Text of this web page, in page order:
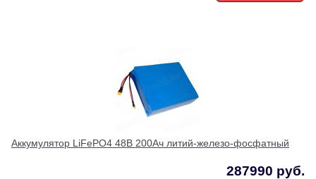
Аккумулятор LiFePO4 48В 200Ач литий-железо-фосфатный
287990 руб.